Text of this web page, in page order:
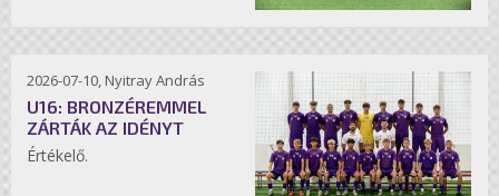
2026-07-10, Nyitray András
U16: BRONZÉREMMEL
ZÁRTÁK AZ IDÉNYT
Értékelő.